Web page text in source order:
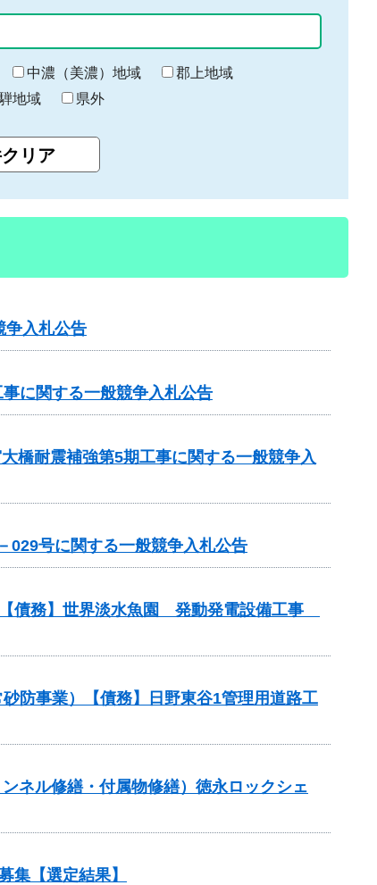
中濃（美濃）地域
郡上地域
地域 県外
争入札公告
に関する一般競争入札公告
橋耐震補強第5期工事に関する一般競争入
号に関する一般競争入札公告
【債務】世界淡水魚園 発動発電設備工事
防事業）【債務】日野東谷1管理用道路工
ネル修繕・付属物修繕）徳永ロックシェ
集【選定結果】